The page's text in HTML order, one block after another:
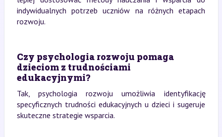
indywidualnych potrzeb uczniów na różnych etapach
rozwoju.
Czy psychologia rozwoju pomaga
dzieciom z trudnościami
edukacyjnymi?
Tak, psychologia rozwoju umożliwia identyfikację
specyficznych trudności edukacyjnych u dzieci i sugeruje
skuteczne strategie wsparcia.